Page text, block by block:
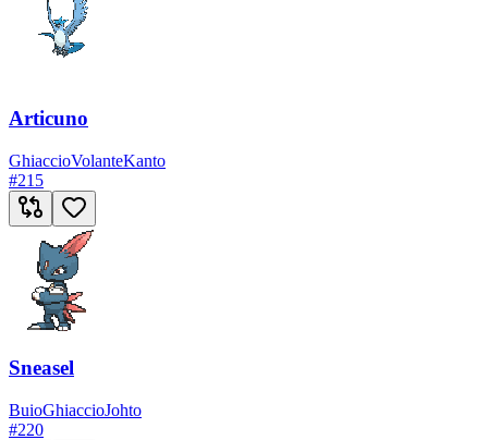
Articuno
GhiaccioVolanteKanto
#215
Sneasel
BuioGhiaccioJohto
#220